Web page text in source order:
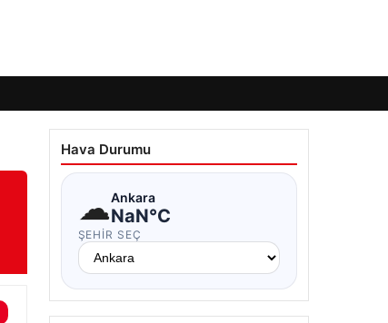
Hava Durumu
☁Ankara
NaN°C
ŞEHIR SEÇ